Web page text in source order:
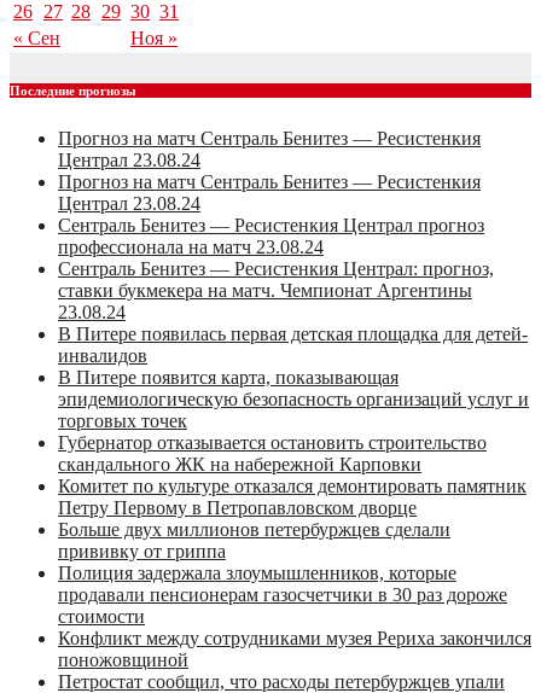
« Сен Ноя »
26 27 28 29 30 31
Последние прогнозы
Прогноз на матч Сентраль Бенитез — Ресистенкия
Централ 23.08.24
Прогноз на матч Сентраль Бенитез — Ресистенкия
Централ 23.08.24
Сентраль Бенитез — Ресистенкия Централ прогноз
профессионала на матч 23.08.24
Сентраль Бенитез — Ресистенкия Централ: прогноз,
ставки букмекера на матч. Чемпионат Аргентины
23.08.24
В Питере появилась первая детская площадка для детей-
инвалидов
В Питере появится карта, показывающая
эпидемиологическую безопасность организаций услуг и
торговых точек
Губернатор отказывается остановить строительство
скандального ЖК на набережной Карповки
Комитет по культуре отказался демонтировать памятник
Петру Первому в Петропавловском дворце
Больше двух миллионов петербуржцев сделали
прививку от гриппа
Полиция задержала злоумышленников, которые
продавали пенсионерам газосчетчики в 30 раз дороже
стоимости
Конфликт между сотрудниками музея Рериха закончился
поножовщиной
Петростат сообщил, что расходы петербуржцев упали